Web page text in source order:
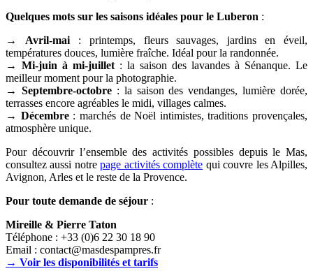
Quelques mots sur les saisons idéales pour le Luberon :
→ Avril-mai: printemps, fleurs sauvages, jardins en éveil,
températures douces, lumière fraîche. Idéal pour la randonnée.
→ Mi-juin à mi-juillet : la saison des lavandes à Sénanque. Le
meilleur moment pour la photographie.
→ Septembre-octobre: la saison des vendanges, lumière dorée,
terrasses encore agréables le midi, villages calmes.
→ Décembre: marchés de Noël intimistes, traditions provençales,
atmosphère unique.
Pour découvrir l’ensemble des activités possibles depuis le Mas,
consultez aussi notrepage activités complète qui couvre les Alpilles,
Avignon, Arles et le reste de la Provence.
Pour toute demande de séjour :
Mireille & Pierre Taton
Téléphone : +33 (0)6 22 30 18 90
Email : contact@masdespampres.fr
→ Voir les disponibilités et tarifs